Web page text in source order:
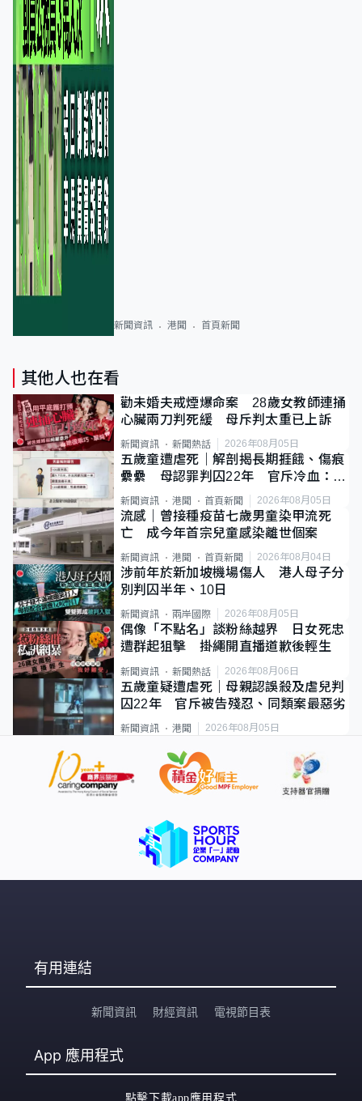
新聞資訊 港聞 首頁新聞
其他人也在看
勸未婚夫戒煙爆命案 28歲女教師連捅
心臟兩刀判死緩 母斥判太重已上訴
新聞資訊 新聞熱話 2026年08月05日
五歲童遭虐死｜解剖揭長期捱餓、傷痕
纍纍 母認罪判囚22年 官斥冷血：同
類案最惡劣
新聞資訊 港聞 首頁新聞 2026年08月05日
流感｜曾接種疫苗七歲男童染甲流死
亡 成今年首宗兒童感染離世個案
新聞資訊 港聞 首頁新聞 2026年08月04日
涉前年於新加坡機場傷人 港人母子分
別判囚半年、10日
新聞資訊 兩岸國際 2026年08月05日
偶像「不點名」談粉絲越界 日女死忠
遭群起狙擊 掛繩開直播道歉後輕生
新聞資訊 新聞熱話 2026年08月06日
五歲童疑遭虐死｜母親認誤殺及虐兒判
囚22年 官斥被告殘忍、同類案最惡劣
新聞資訊 港聞 2026年08月05日
有用連結
新聞資訊 財經資訊 電視節目表
App 應用程式
點擊下載app應用程式